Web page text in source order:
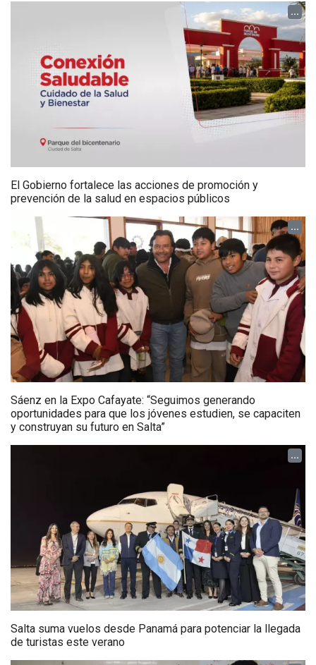
...
El Gobierno fortalece las acciones de promoción y
prevención de la salud en espacios públicos
...
Sáenz en la Expo Cafayate: “Seguimos generando
oportunidades para que los jóvenes estudien, se capaciten
y construyan su futuro en Salta”
...
Salta suma vuelos desde Panamá para potenciar la llegada
de turistas este verano